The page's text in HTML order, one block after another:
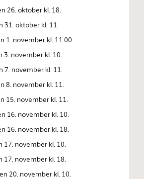
26. oktober kl. 18.
31. oktober kl. 11.
1. november kl. 11.00.
3. november kl. 10.
7. november kl. 11.
8. november kl. 11.
15. november kl. 11.
16. november kl. 10.
16. november kl. 18.
17. november kl. 10.
17. november kl. 18.
20. november kl. 10.